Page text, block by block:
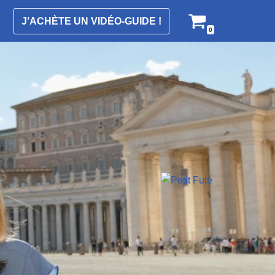
J’ACHÈTE UN VIDÉO-GUIDE !
0